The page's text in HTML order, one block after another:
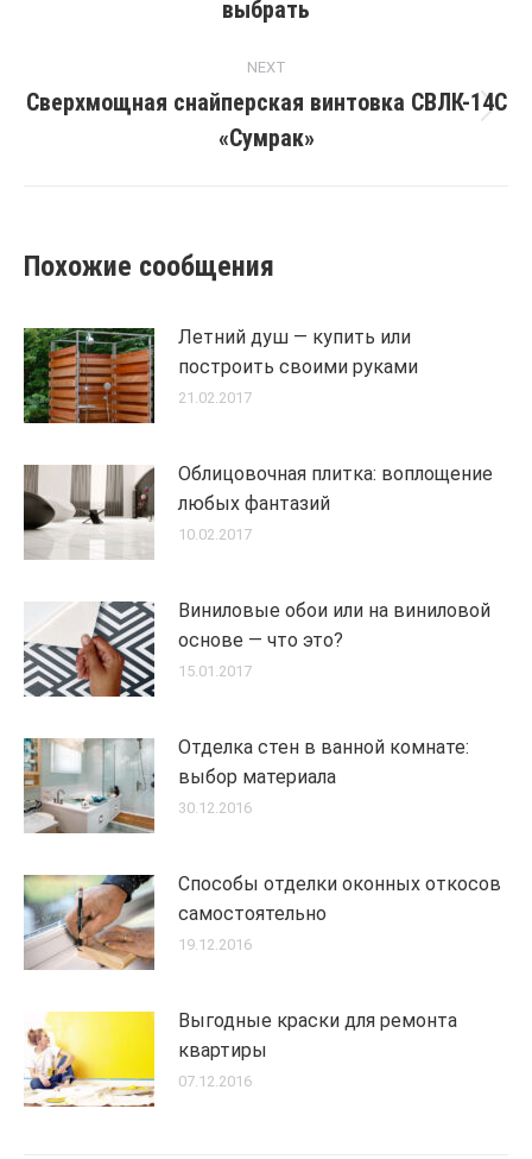
post:
выбрать
NEXT
post:
Сверхмощная снайперская винтовка СВЛК-14С
«Сумрак»
Похожие сообщения
Летний душ — купить или
построить своими руками
21.02.2017
Облицовочная плитка: воплощение
любых фантазий
10.02.2017
Виниловые обои или на виниловой
основе — что это?
15.01.2017
Отделка стен в ванной комнате:
выбор материала
30.12.2016
Способы отделки оконных откосов
самостоятельно
19.12.2016
Выгодные краски для ремонта
квартиры
07.12.2016